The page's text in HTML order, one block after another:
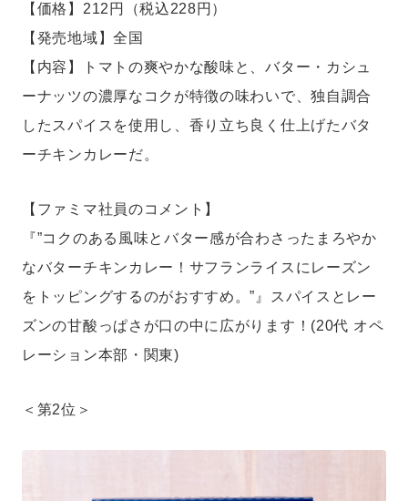
【価格】212円（税込228円）
【発売地域】全国
【内容】トマトの爽やかな酸味と、バター・カシュ
ーナッツの濃厚なコクが特徴の味わいで、独自調合
したスパイスを使用し、香り立ち良く仕上げたバタ
ーチキンカレーだ。
【ファミマ社員のコメント】
『”コクのある風味とバター感が合わさったまろやか
なバターチキンカレー！サフランライスにレーズン
をトッピングするのがおすすめ。”』スパイスとレー
ズンの甘酸っぱさが口の中に広がります！(20代 オペ
レーション本部・関東)
＜第2位＞